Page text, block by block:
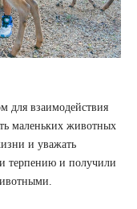
для взаимодействия
маленьких животных
и уважать
терпению и получили